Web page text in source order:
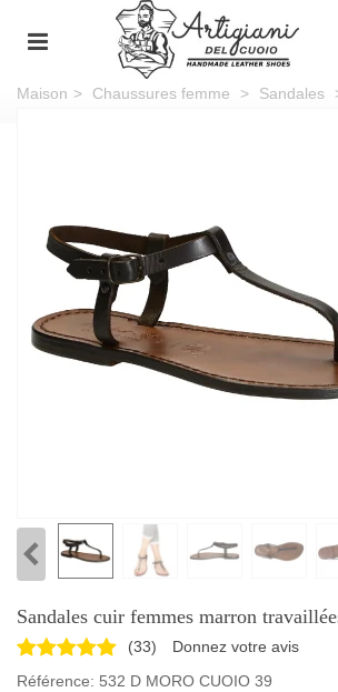
Maison > Chaussures femme > Sandales
Sandales cuir femmes marron
(33)
Donnez votre avis
Référence: 532 D MORO CUOIO 39